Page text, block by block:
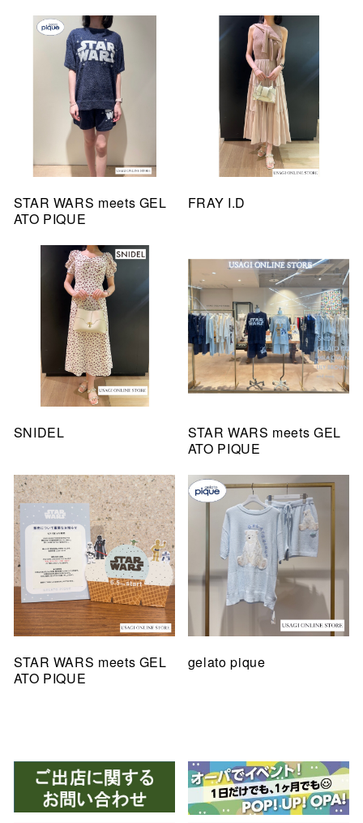
STAR WARS meets GEL
ATO PIQUE
FRAY I.D
SNIDEL
STAR WARS meets GEL
ATO PIQUE
STAR WARS meets GEL
ATO PIQUE
gelato pique